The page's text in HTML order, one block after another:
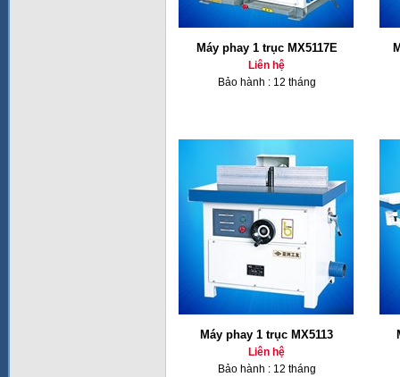
Máy phay 1 trục MX5117E
Liên hệ
Bảo hành : 12 tháng
Máy phay 1 trục MX5113
Liên hệ
Bảo hành : 12 tháng